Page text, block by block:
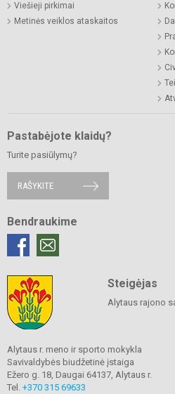
Viešieji pirkimai
Metinės veiklos ataskaitos
Pastabėjote klaidų?
Turite pasiūlymų?
RAŠYKITE
Bendraukime
Steigėjas
Alytaus rajono
Alytaus r. meno ir sporto mokykla
Savivaldybės biudžetinė įstaiga
Ežero g. 18, Daugai 64137, Alytaus r.
Tel. +370 315 69633